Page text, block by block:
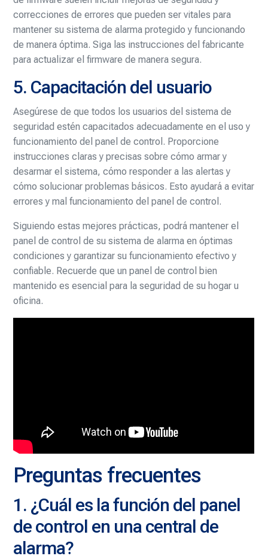
correcciones de errores que pueden ser vitales para
mantener su sistema de alarma protegido y funcionando
de manera óptima. Siga las instrucciones del fabricante
para actualizar el firmware de manera segura.
5. Capacitación del usuario
Asegúrese de que todos los usuarios del sistema de
seguridad estén capacitados adecuadamente en el uso y
funcionamiento del panel de control. Proporcione
instrucciones claras y precisas sobre cómo armar y
desarmar el sistema, cómo responder a las alertas y
cómo solucionar problemas básicos. Esto ayudará a evitar
errores y mal funcionamiento del panel de control.
Siguiendo estas mejores prácticas, podrá mantener el
panel de control de su sistema de alarma en óptimas
condiciones y garantizar su funcionamiento efectivo y
confiable. Recuerde que un panel de control bien
mantenido es esencial para la seguridad de su hogar u
oficina.
Preguntas frecuentes
1. ¿Cuál es la función del panel
de control en una central de
alarma?